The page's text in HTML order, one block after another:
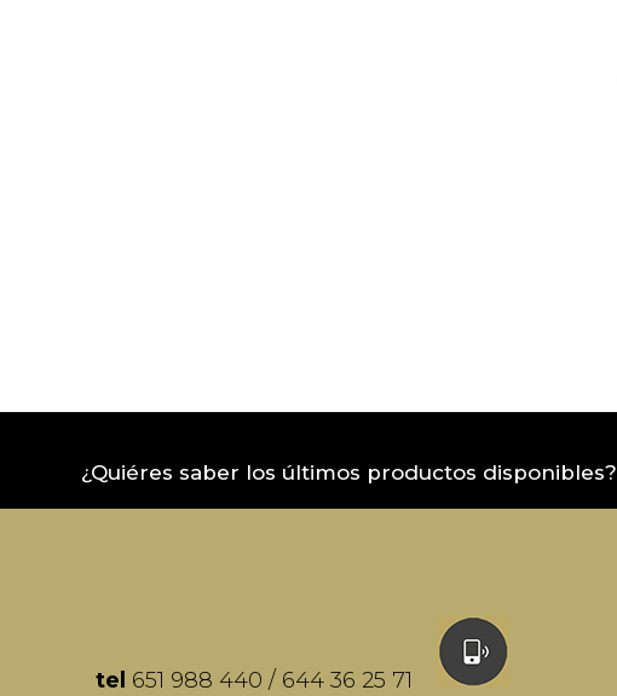
¿Quiéres saber los últimos productos disponibles?
tel 651 988 440 / 644 36 25 71